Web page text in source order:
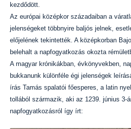
kezdődött.
Az európai középkor századaiban a
jelenségeket többnyire baljós jelnek,
előjelének tekintették. A középkorban
belehalt a napfogyatkozás okozta
A magyar krónikákban, évkönyvekben,
bukkanunk különféle égi jelenségek
írás Tamás spalatói főesperes, a latin
tollából származik, aki az 1239. június 3-
napfogyatkozásról így írt: